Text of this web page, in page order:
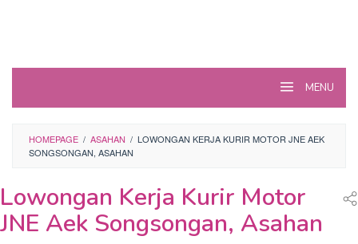
MENU
HOMEPAGE / ASAHAN / LOWONGAN KERJA KURIR MOTOR JNE AEK
SONGSONGAN, ASAHAN
Lowongan Kerja Kurir Motor
JNE Aek Songsongan, Asahan